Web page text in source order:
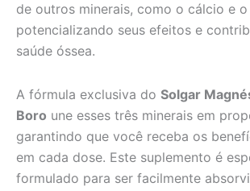
de outros minerais, como o cálcio e o
potencializando seus efeitos e
saúde óssea.
A fórmula exclusiva do Solgar
Boro une esses três minerais em
garantindo que você receba os
em cada dose. Este suplemento é
formulado para ser facilmente